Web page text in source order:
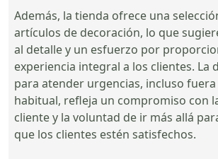
Además, la tienda ofrece una
artículos de decoración, lo que
al detalle y un esfuerzo por
experiencia integral a los clientes. La
para atender urgencias, incluso
habitual, refleja un compromiso con
cliente y la voluntad de ir más allá
que los clientes estén satisfechos.